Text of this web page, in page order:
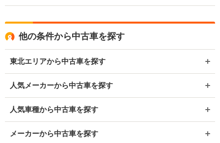
他の条件から中古車を探す
東北エリアから中古車を探す
人気メーカーから中古車を探す
人気車種から中古車を探す
メーカーから中古車を探す